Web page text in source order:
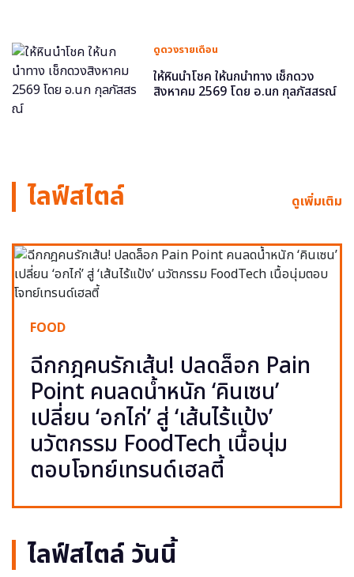
ดูดวงรายเดือน
ให้หินนำโชค ให้นกนำทาง เช็กดวง
สิงหาคม 2569 โดย อ.นก กุลภัสสรณ์
ไลฟ์สไตล์ ดูเพิ่มเติม
FOOD
ฉีกกฎคนรักเส้น! ปลดล็อก Pain
Point คนลดน้ำหนัก ‘คินเซน’
เปลี่ยน ‘อกไก่’ สู่ ‘เส้นไร้แป้ง’
นวัตกรรม FoodTech เนื้อนุ่ม
ตอบโจทย์เทรนด์เฮลตี้
ไลฟ์สไตล์ วันนี้